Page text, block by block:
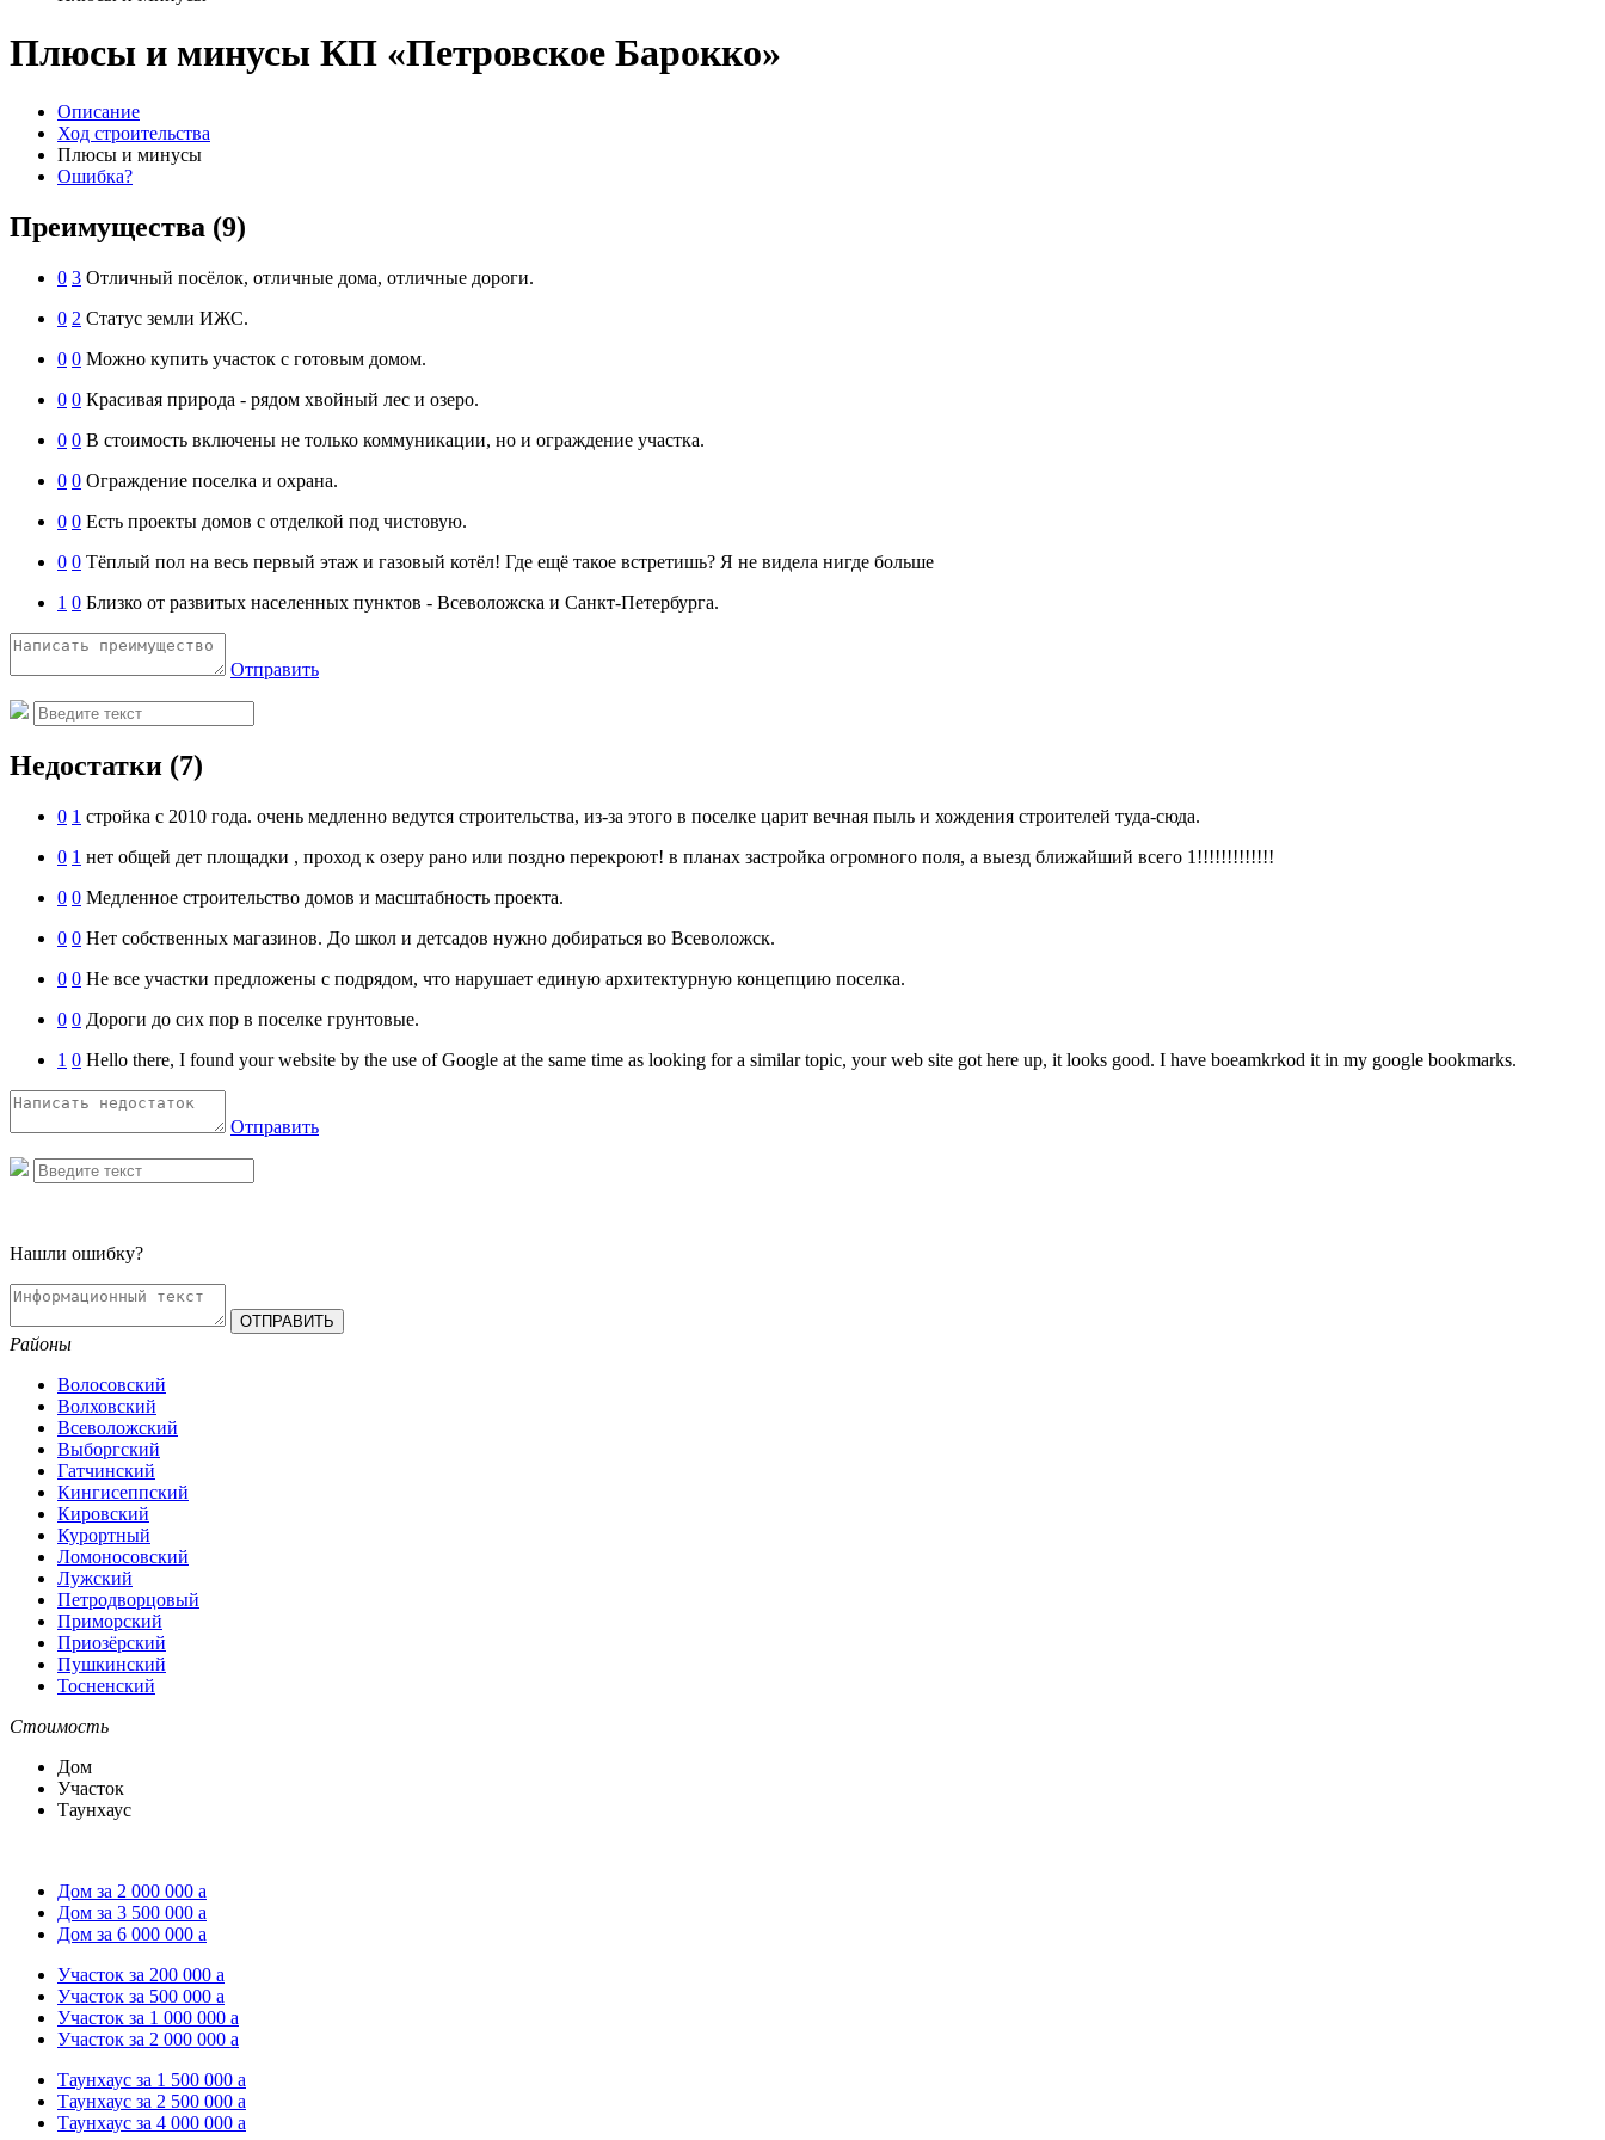
Плюсы и минусы КП «Петровское Барокко»
Описание
Ход строительства
Плюсы и минусы
Ошибка?
Преимущества (9)
0 3 Отличный посёлок, отличные дома, отличные дороги.
0 2 Статус земли ИЖС.
0 0 Можно купить участок с готовым домом.
0 0 Красивая природа - рядом хвойный лес и озеро.
0 0 В стоимость включены не только коммуникации, но и ограждение участка.
0 0 Ограждение поселка и охрана.
0 0 Есть проекты домов с отделкой под чистовую.
0 0 Тёплый пол на весь первый этаж и газовый котёл! Где ещё такое встретишь? Я не видела нигде больше
1 0 Близко от развитых населенных пунктов - Всеволожска и Санкт-Петербурга.
Отправить
Недостатки (7)
0 1 стройка с 2010 года. очень медленно ведутся строительства, из-за этого в поселке царит вечная пыль и хождения строителей туда-сюда.
0 1 нет общей дет площадки , проход к озеру рано или поздно перекроют! в планах застройка огромного поля, а выезд ближайший всего 1!!!!!!!!!!!!!
0 0 Медленное строительство домов и масштабность проекта.
0 0 Нет собственных магазинов. До школ и детсадов нужно добираться во Всеволожск.
0 0 Не все участки предложены с подрядом, что нарушает единую архитектурную концепцию поселка.
0 0 Дороги до сих пор в поселке грунтовые.
1 0 Hello there, I found your website by the use of Google at the same time as looking for a similar topic, your web site got here up, it looks good. I have boeamkrkod it in my google bookmarks.
Отправить
Нашли ошибку?
Районы
Волосовский
Волховский
Всеволожский
Выборгский
Гатчинский
Кингисеппский
Кировский
Курортный
Ломоносовский
Лужский
Петродворцовый
Приморский
Приозёрский
Пушкинский
Тосненский
Стоимость
Дом
Участок
Таунхаус
Дом за 2 000 000 a
Дом за 3 500 000 a
Дом за 6 000 000 a
Участок за 200 000 a
Участок за 500 000 a
Участок за 1 000 000 a
Участок за 2 000 000 a
Таунхаус за 1 500 000 a
Таунхаус за 2 500 000 a
Таунхаус за 4 000 000 a